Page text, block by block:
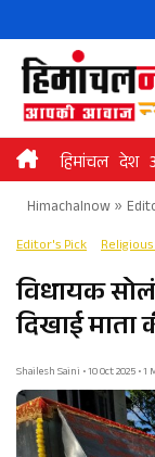
to
content
हिमांचल देश
Himachalnow»
Editor's Pick
विधायक
दिखाई माता
Shailesh Saini • 10 Oct 2025 • 1